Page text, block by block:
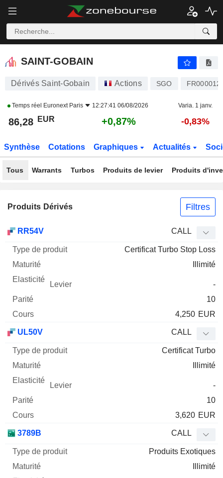
SAINT-GOBAIN
SAINT-GOBAIN
Dérivés Saint-Gobain Actions SGO
Temps réel Euronext Paris 12:27:41 06/08/2026 Varia. 1 janv.
86,28 EUR +0,87% -0,83%
Synthèse Cotations Graphiques Actualités
Tous Warrants Turbos Produits de levier Produits
Produits Dérivés Filtres
Mnemo Type produit
Elasticité Levier Parité
RR54V CALL
Certificat Turbo Stop Loss
Illimité
-
10
4,250 EUR
UL50V CALL
Certificat Turbo
Illimité
-
10
3,620 EUR
3789B CALL
Produits Exotiques
Illimité